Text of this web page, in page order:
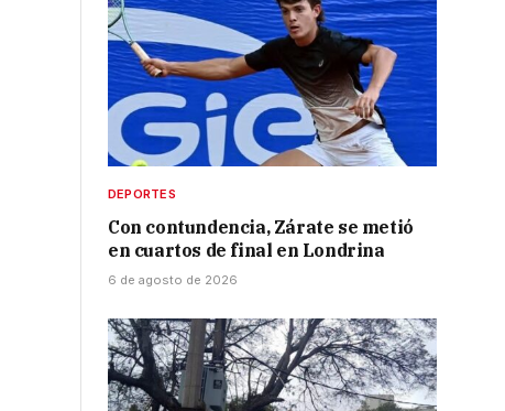
DEPORTES
Con contundencia, Zárate se metió
en cuartos de final en Londrina
6 de agosto de 2026